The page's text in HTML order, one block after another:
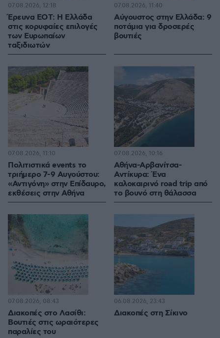
Έρευνα ΕΟΤ: Η Ελλάδα
στις κορυφαίες επιλογές
των Ευρωπαίων
ταξιδιωτών
07.08.2026, 12:18
Αύγουστος στην Ελλάδα: 9
ποτάμια για δροσερές
βουτιές
07.08.2026, 11:40
Πολιτιστικά events το
τριήμερο 7-9 Αυγούστου:
«Αντιγόνη» στην Επίδαυρο,
εκθέσεις στην Αθήνα
07.08.2026, 11:10
Αθήνα-Αρβανίτσα-
Αντίκυρα: Ένα
καλοκαιρινό road trip από
το βουνό στη θάλασσα
07.08.2026, 10:16
Διακοπές στο Λασίθι:
Βουτιές στις ωραιότερες
παραλίες του
07.08.2026, 08:43
Διακοπές στη Σίκινο
06.08.2026, 23:43